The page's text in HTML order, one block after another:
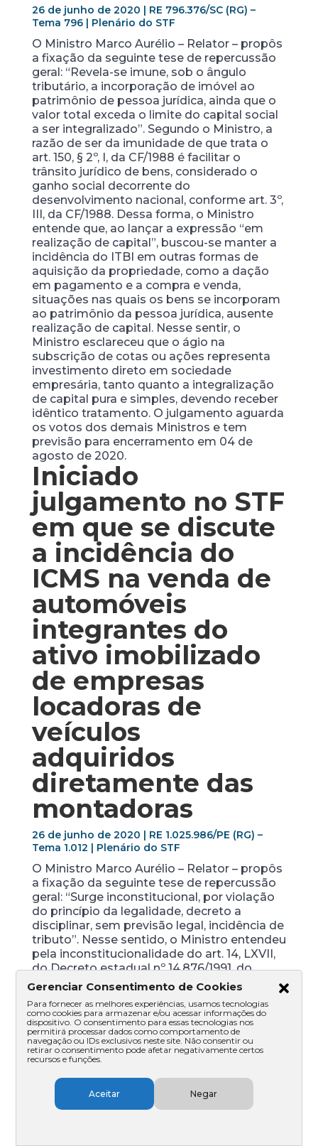
26 de junho de 2020 | RE 796.376/SC (RG) –
Tema 796 | Plenário do STF
O Ministro Marco Aurélio – Relator – propôs
a fixação da seguinte tese de repercussão
geral: “Revela-se imune, sob o ângulo
tributário, a incorporação de imóvel ao
patrimônio de pessoa jurídica, ainda que o
valor total exceda o limite do capital social
a ser integralizado”. Segundo o Ministro, a
razão de ser da imunidade de que trata o
art. 150, § 2º, I, da CF/1988 é facilitar o
trânsito jurídico de bens, considerado o
ganho social decorrente do
desenvolvimento nacional, conforme art. 3º,
III, da CF/1988. Dessa forma, o Ministro
entende que, ao lançar a expressão “em
realização de capital”, buscou-se manter a
incidência do ITBI em outras formas de
aquisição da propriedade, como a dação
em pagamento e a compra e venda,
situações nas quais os bens se incorporam
ao patrimônio da pessoa jurídica, ausente
realização de capital. Nesse sentir, o
Ministro esclareceu que o ágio na
subscrição de cotas ou ações representa
investimento direto em sociedade
empresária, tanto quanto a integralização
de capital pura e simples, devendo receber
idêntico tratamento. O julgamento aguarda
os votos dos demais Ministros e tem
previsão para encerramento em 04 de
agosto de 2020.
Iniciado
julgamento no STF
em que se discute
a incidência do
ICMS na venda de
automóveis
integrantes do
ativo imobilizado
de empresas
locadoras de
veículos
adquiridos
diretamente das
montadoras
26 de junho de 2020 | RE 1.025.986/PE (RG) –
Tema 1.012 | Plenário do STF
O Ministro Marco Aurélio – Relator – propôs
a fixação da seguinte tese de repercussão
geral: “Surge inconstitucional, por violação
do princípio da legalidade, decreto a
disciplinar, sem previsão legal, incidência de
tributo”. Nesse sentido, o Ministro entendeu
pela inconstitucionalidade do art. 14, LXVII,
do Decreto estadual nº 14.876/1991, do
Estado de Pernambuco, com a redação
29.831/2006, do Estado de Pernambuco,
para afastar a majoração do ICMS prevista
nas operações de venda de veículos
autopropulsados, ocorridas antes de 12
meses da aquisição junto à montadora,
quando realizadas por pessoa jurídica que
explore atividade de produtor
agropecuário, locação de veículos e
Gerenciar Consentimento de Cookies
Para fornecer as melhores experiências, usamos tecnologias
como cookies para armazenar e/ou acessar informações do
dispositivo. O consentimento para essas tecnologias nos
permitirá processar dados como comportamento de
navegação ou IDs exclusivos neste site. Não consentir ou
retirar o consentimento pode afetar negativamente certos
recursos e funções.
Aceitar Negar